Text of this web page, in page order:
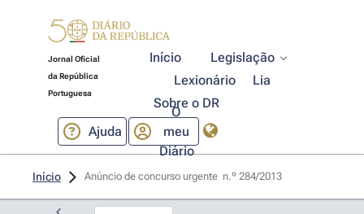
Jornal Oficial
da República
Portuguesa
Início
Legislação
Lexionário
Lia
Sobre o DR
Ajuda
O
meu
Diário
Início Anúncio de concurso urgente  n.º 284/2013